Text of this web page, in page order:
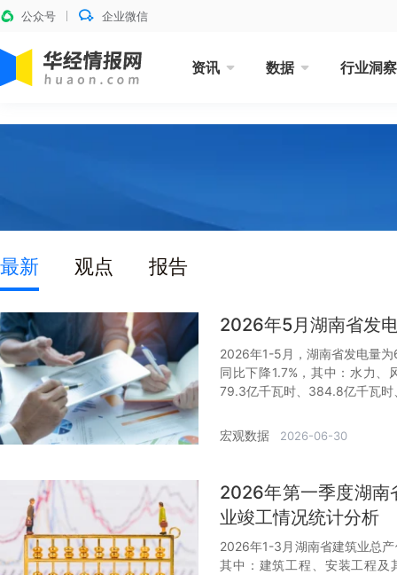
公众号 企业微信
资讯 数据 行业洞察
最新 观点 报告
2026年5月湖南省发
2026年1-5月，湖南省发电量
同比下降1.7%，其中：水力
79.3亿千瓦时、384.8亿千瓦时
宏观数据 2026-06-30
2026年第一季度湖南
业竣工情况统计分析
2026年1-3月湖南省建筑业总
其中：建筑工程、安装工程